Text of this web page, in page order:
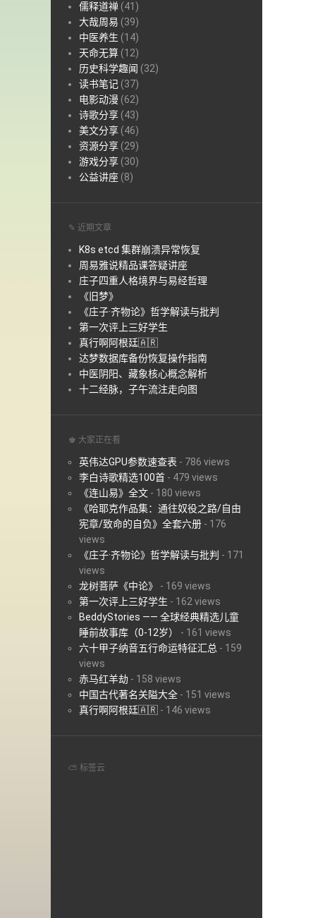
儒释道禅 (41)
大哉周易 (39)
中医养生 (14)
天命无算 (12)
历史科学趣闻 (32)
读书笔记 (37)
电影动漫 (62)
诗歌分享 (43)
美文分享 (46)
资源分享 (29)
游戏分享 (30)
公益讲座 (8)
✎ 近期文章
K8s etcd 集群崩溃异常恢复
周易雅说精品课答疑讲座
庄子四重人格境界与易经哲理
《旧梦》
《庄子·齐物论》哲学解读与批判
第一次评上三好学生
真行啊阿根廷🇦🇷
达梦数据库备份恢复操作指南
中医阴阳、藏象核心概念解析
十二经脉，子午流注走向图
♚ 大家正在看
英伟达GPU参数速查表 - 786 views
李白诗歌精选100首 - 479 views
《连山易》全文 - 180 views
《哈耶克作品集：通往奴役之路/自由
宪章/致命的自负》全套六册 - 176
views
《庄子·齐物论》哲学解读与批判 - 171
views
龙树菩萨《中论》
- 169 views
第一次评上三好学生 - 162 views
BeddyStories —— 全球经典精选儿童
睡前故事库（0-12岁）
- 161 views
六十甲子纳音五行命运特征汇总 - 159
views
赤马红羊劫 - 158 views
中国古代著名关隘大全 - 151 views
真行啊阿根廷🇦🇷 - 146 views
⛅ 标签云